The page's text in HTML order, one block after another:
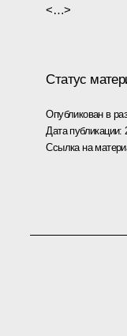
<…>
Статус
Опубликован в
Дата публикации:
Ссылка на